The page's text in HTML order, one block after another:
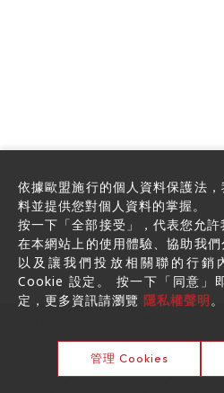
依據歐盟施行的個人資料保護法
料並提供您對個人資料的掌握。
按一下「全部接受」，代表您允
在本網站上的使用體驗、協助我
以及讓我們投放相關聯的行銷
Cookie 設定。 按一下「同意」
定，更多資訊請瀏覽 隱私權聲明。
管理 Cookies